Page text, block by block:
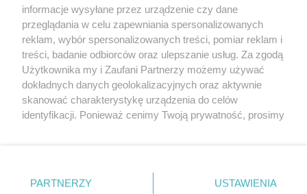
Zapamiętać?
Zaloguj
Zapomniałem hasła
Copyright © 2022 Kurier Szczeciński sp. z o.o.
informacje wysyłane przez urządzenie czy dane
przeglądania w celu zapewniania spersonalizowanych
reklam, wybór spersonalizowanych treści, pomiar reklam i
treści, badanie odbiorców oraz ulepszanie usług. Za zgodą
Użytkownika my i Zaufani Partnerzy możemy używać
dokładnych danych geolokalizacyjnych oraz aktywnie
skanować charakterystykę urządzenia do celów
identyfikacji. Ponieważ cenimy Twoją prywatność, prosimy
prywatności znajdujący się w lewym dolnym rogu strony
. Niektóre rodzaje przetwarzania danych nie wymagają
PARTNERZY USTAWIENIA